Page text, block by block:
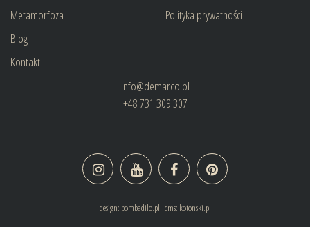
Metamorfoza
Blog
Kontakt
Polityka prywatności
info@demarco.pl
+48 731 309 307
design: bombadilo.pl |cms: kotonski.pl